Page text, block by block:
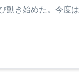
動き始めた。今度